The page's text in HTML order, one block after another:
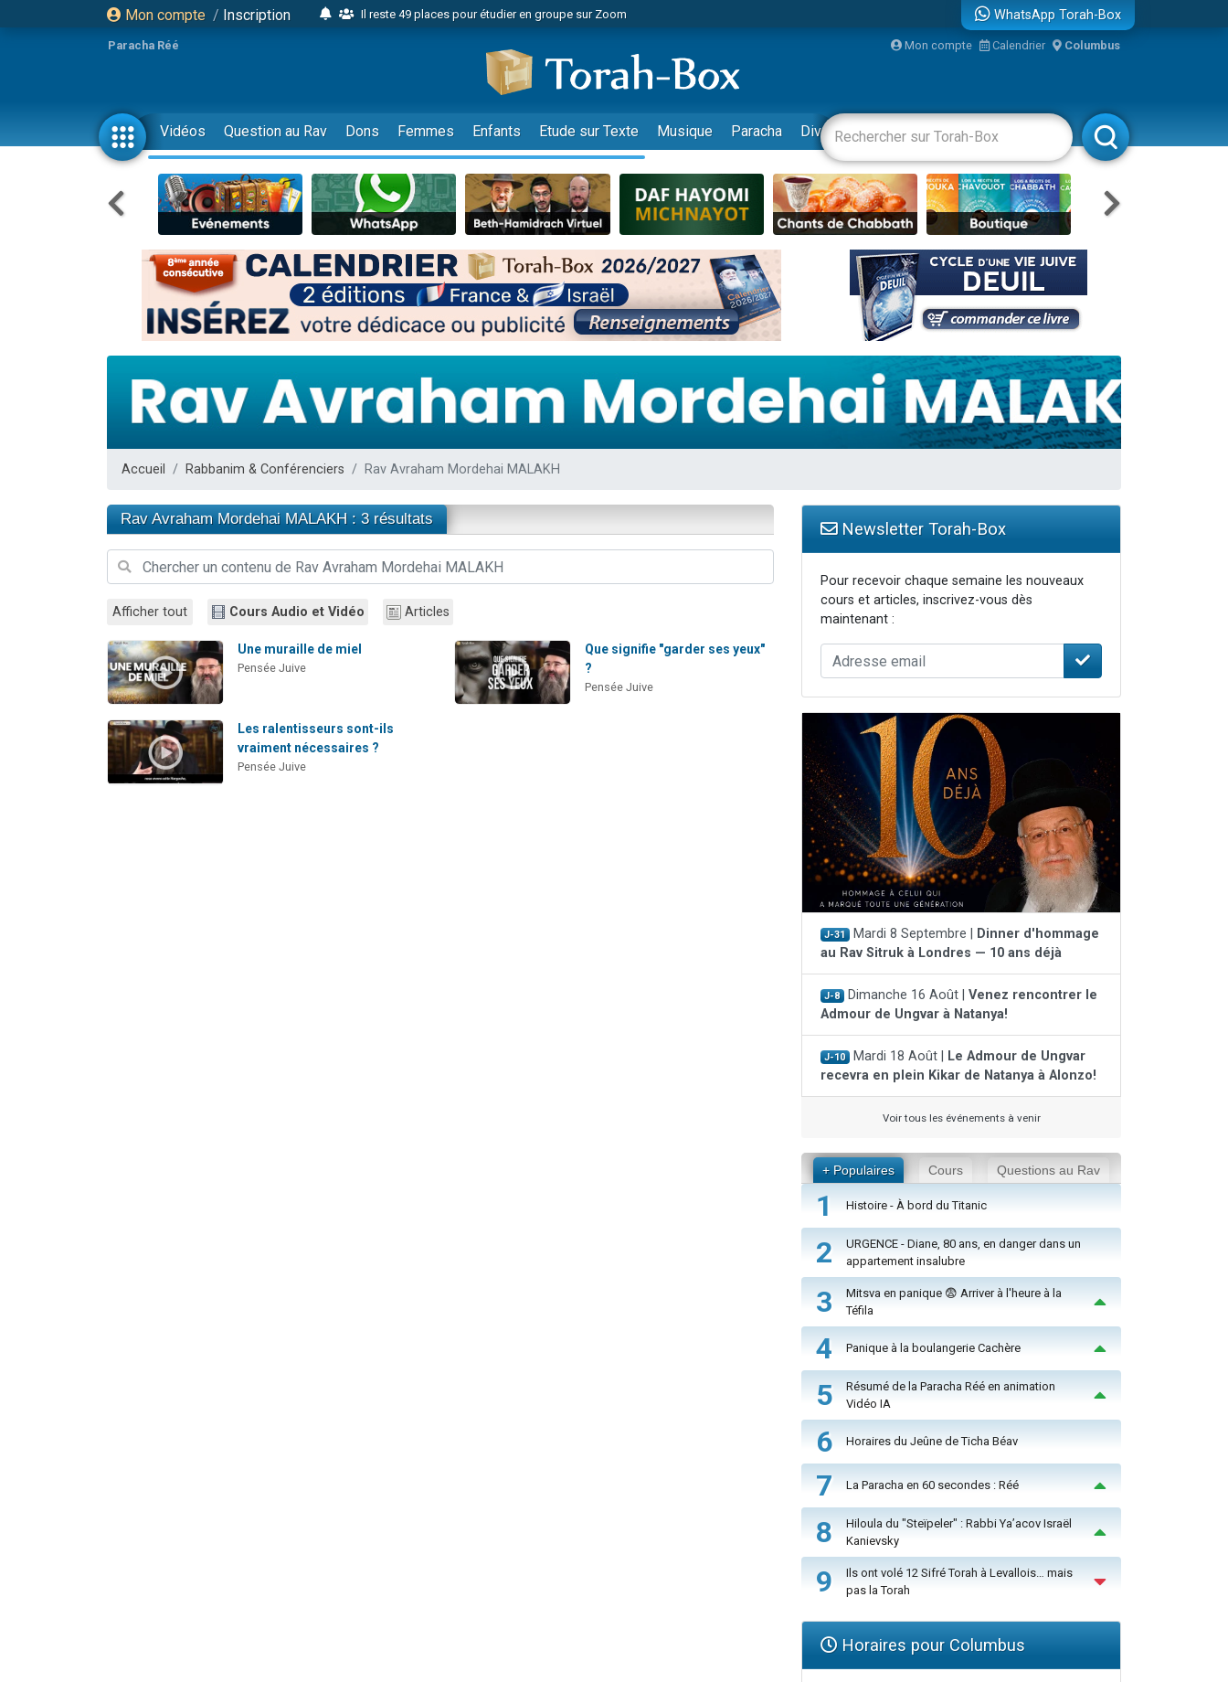
Mon compte / Inscription
Il reste 49 places pour étudier en groupe sur Zoom
2 personnes viennent de nous rejoindre sur WhatsApp
6 personnes viennent de nous rejoindre sur WhatsApp
4 personnes viennent de faire un don pour Reloger Rivka, 6 enfants, victime de violences...
2 personnes viennent de faire un don pour 1 Journée de Vacances Pour les Enfants
17 personnes viennent de demander une bénédiction
4 personnes viennent de nous rejoindre sur WhatsApp
Il reste 49 places pour étudier en groupe sur Zoom
Eva vient de donner son Maasser
4 personnes viennent de nous rejoindre sur WhatsApp
3 personnes viennent de nous rejoindre sur WhatsApp
Odaya vient de donner son Maasser
2 personnes viennent de nous rejoindre sur WhatsApp
13 personnes viennent de demander une bénédiction
30 personnes viennent de faire un don pour Sauvez la jambe de Yohan
12 nouvelles musiques dans Torah-Box Music
29 personnes viennent de demander une bénédiction
WhatsApp Torah-Box
Paracha Réé Mon compte Calendrier Columbus
Vidéos Question au Rav Dons Femmes Enfants Etude sur Texte Musique Paracha Divertissements Livres Rabbanim
Accueil Rabbanim & Conférenciers Rav Avraham Mordehai MALAKH
Rav Avraham Mordehai MALAKH : 3 résultats
Afficher tout Cours Audio et Vidéo Articles
Une muraille de miel
Pensée Juive
Que signifie "garder ses yeux"
?
Pensée Juive
Les ralentisseurs sont-ils
vraiment nécessaires ?
Pensée Juive
Newsletter Torah-Box
Pour recevoir chaque semaine les nouveaux
cours et articles, inscrivez-vous dès
maintenant :
J-31 Mardi 8 Septembre |
Dinner d'hommage
au Rav Sitruk à Londres — 10 ans déjà
J-8 Dimanche 16 Août | Venez rencontrer le
Admour de Ungvar à Natanya!
J-10 Mardi 18 Août |
Le Admour de Ungvar
recevra en plein Kikar de Natanya à Alonzo!
Voir tous les événements à venir
+ Populaires Cours Questions au Rav
1 Histoire - À bord du Titanic
2
URGENCE - Diane, 80 ans, en danger dans un
appartement insalubre
3
Mitsva en panique 😨 Arriver à l'heure à la
Téfila
4 Panique à la boulangerie Cachère
5
Résumé de la Paracha Réé en animation
Vidéo IA
6 Horaires du Jeûne de Ticha Béav
7 La Paracha en 60 secondes : Réé
8
Hiloula du "Steïpeler" : Rabbi Ya’acov Israël
Kanievsky
9
Ils ont volé 12 Sifré Torah à Levallois… mais
pas la Torah
Horaires pour Columbus